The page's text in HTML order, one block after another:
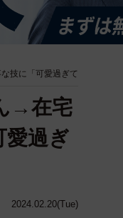
技に「可愛過ぎて
2024.02.20(Tue)
→在宅
過ぎ